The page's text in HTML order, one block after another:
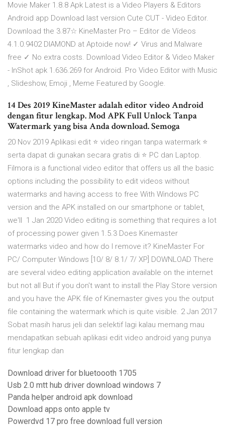
Movie Maker 1.8.8 Apk Latest is a Video Players & Editors
Android app Download last version Cute CUT - Video Editor.
Download the 3.87☆ KineMaster Pro – Editor de Vídeos
4.1.0.9402 DIAMOND at Aptoide now! ✓ Virus and Malware
free ✓ No extra costs. Download Video Editor & Video Maker
- InShot apk 1.636.269 for Android. Pro Video Editor with Music
, Slideshow, Emoji , Meme Featured by Google.
14 Des 2019 KineMaster adalah editor video Android
dengan fitur lengkap. Mod APK Full Unlock Tanpa
Watermark yang bisa Anda download. Semoga
20 Nov 2019 Aplikasi edit ⭐ video ringan tanpa watermark ⭐
serta dapat di gunakan secara gratis di ⭐ PC dan Laptop.
Filmora is a functional video editor that offers us all the basic
options including the possibility to edit videos without
watermarks and having access to free With Windows PC
version and the APK installed on our smartphone or tablet,
we'll 1 Jan 2020 Video editing is something that requires a lot
of processing power given 1.5.3 Does Kinemaster
watermarks video and how do I remove it? KineMaster For
PC/ Computer Windows [10/ 8/ 8.1/ 7/ XP] DOWNLOAD There
are several video editing application available on the internet
but not all But if you don't want to install the Play Store version
and you have the APK file of Kinemaster gives you the output
file containing the watermark which is quite visible. 2 Jan 2017
Sobat masih harus jeli dan selektif lagi kalau memang mau
mendapatkan sebuah aplikasi edit video android yang punya
fitur lengkap dan
Download driver for bluetoooth 1705
Usb 2.0 mtt hub driver download windows 7
Panda helper android apk download
Download apps onto apple tv
Powerdvd 17 pro free download full version